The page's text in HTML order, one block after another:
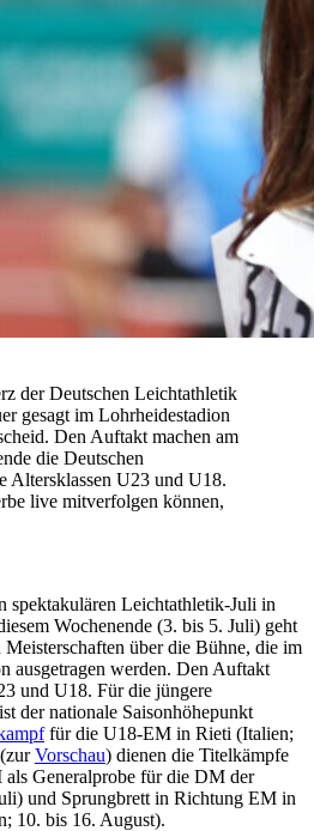
der Deutschen Leichtathletik
gesagt im Lohrheidestadion
Den Auftakt machen am
die Deutschen
Altersklassen U23 und U18.
live mitverfolgen können,
spektakulären Leichtathletik-Juli in
Wochenende (3. bis 5. Juli) geht
über die Bühne, die im
ausgetragen werden. Den Auftakt
und U18. Für die jüngere
der nationale Saisonhöhepunkt
für die U18-EM in Rieti (Italien;
Vorschau) dienen die Titelkämpfe
Generalprobe für die DM der
und Sprungbrett in Richtung EM in
10. bis 16. August).